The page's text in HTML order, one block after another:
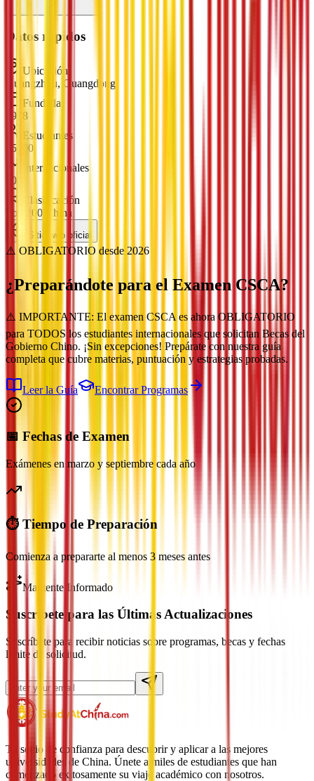
Datos rápidos
Ubicación
Guangzhou, Guangdong
Fundada
1978
Estudiantes
15000
Internacionales
500
Clasificación
Top 200 China
Sitio web oficial
⚠️ OBLIGATORIO desde 2026
¿Preparándote para el Examen CSCA?
⚠️ IMPORTANTE: El examen CSCA es ahora OBLIGATORIO
para TODOS los estudiantes internacionales que solicitan Becas del
Gobierno Chino. ¡Sin excepciones! Prepárate con nuestra guía
completa que cubre materias, puntuación y estrategias probadas.
Leer la Guía Encontrar Programas
📅 Fechas de Examen
Exámenes en marzo y septiembre cada año
⏱️ Tiempo de Preparación
Comienza a prepararte al menos 3 meses antes
Mantente Informado
Suscríbete para las Últimas Actualizaciones
Suscríbete para recibir noticias sobre programas, becas y fechas
límite de solicitud.
Tu socio de confianza para descubrir y aplicar a las mejores
universidades de China. Únete a miles de estudiantes que han
comenzado exitosamente su viaje académico con nosotros.